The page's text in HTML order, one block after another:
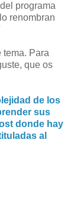
programa
renombran
tema. Para
que os
de los
sus
donde hay
al